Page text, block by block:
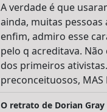
A verdade é que
ainda, muitas
enfim, admiro esse
pelo q acreditava.
dos primeiros
preconceituosos, MAS
O retrato de Dorian Gray